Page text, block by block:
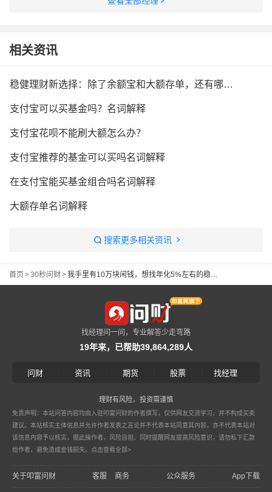
相关资讯
稳健理财新选择：除了余额宝和大额存单，还有哪些好产品？
支付宝可以买基金吗？名词解释
支付宝花呗不能刷大额怎么办？
支付宝推荐的基金可以买吗名词解释
在支付宝能买基金组合吗名词解释
大额存单名词解释
搜索更多相关资讯
首页 >30秒问财> 我手里有10万块闲钱，想找年化5%左右的稳健理财，在支付宝上能买什么产品？除了大额存单还有别的选择吗？比如债券基金怎么样？
找经理问一问，专业解答少走弯路
19年来，已帮助39,864,289人
问财 资讯 期货 股票 找经理
理财有风险，投资需谨慎
免责声明：本站问答内容均由入驻叩富问财的作者撰写，仅供网友交流学习，并不构成买卖
建议。本站核实主体信息并允许作者发表之言论并不代表本站同意其内容，亦不代表本站对
该信息内容予以核实，据此操作者，风险自担。同时提醒网友提高风险意识，请勿私下汇款
给作者，避免造成金钱损失。 点击查看全部>
关于叩富问财 客服 商务 公众服务 App下载